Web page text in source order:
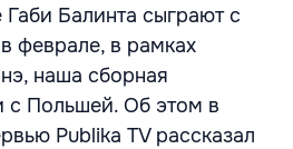
Балинта сыграют с
феврале, в рамках
наша сборная
с Польшей. Об этом в
Publika TV рассказал